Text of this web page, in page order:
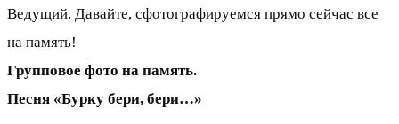
Ведущий. Давайте, сфотографируемся прямо сейчас все
на память!
Групповое фото на память.
Песня «Бурку бери, бери…»